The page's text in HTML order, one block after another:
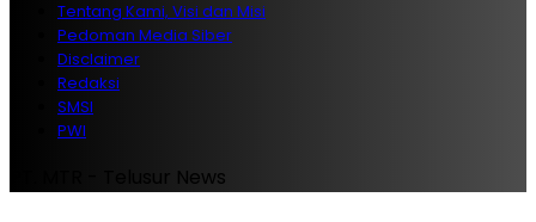
Tentang Kami, Visi dan Misi
Pedoman Media Siber
Disclaimer
Redaksi
SMSI
PWI
PT. MTR - Telusur News